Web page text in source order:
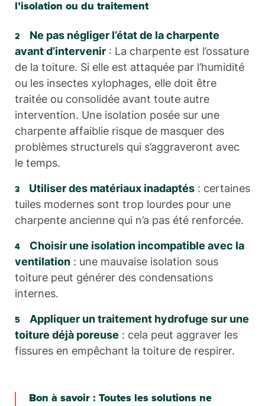
l’isolation ou du traitement
Ne pas négliger l’état de la charpente
avant d’intervenir : La charpente est l’ossature
de la toiture. Si elle est attaquée par l’humidité
ou les insectes xylophages, elle doit être
traitée ou consolidée avant toute autre
intervention. Une isolation posée sur une
charpente affaiblie risque de masquer des
problèmes structurels qui s’aggraveront avec
le temps.
Utiliser des matériaux inadaptés : certaines
tuiles modernes sont trop lourdes pour une
charpente ancienne qui n’a pas été renforcée.
Choisir une isolation incompatible avec la
ventilation : une mauvaise isolation sous
toiture peut générer des condensations
internes.
Appliquer un traitement hydrofuge sur une
toiture déjà poreuse : cela peut aggraver les
fissures en empêchant la toiture de respirer.
Bon à savoir : Toutes les solutions ne